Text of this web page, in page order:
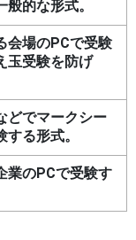
的な形式。
会場のPCで受験
玉受験を防げ
どでマークシー
する形式。
業のPCで受験す